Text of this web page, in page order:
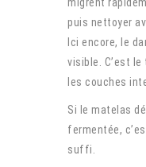
puis nettoyer
Ici encore, le
visible. C’est
les couches
Si le matelas
fermentée,
suffi.